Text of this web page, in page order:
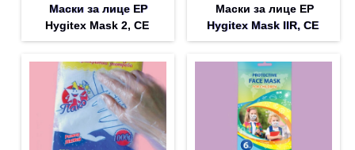
Маски за лице EP
Hygitex Mask 2, CE
Маски за лице EP
Hygitex Mask IIR, CE